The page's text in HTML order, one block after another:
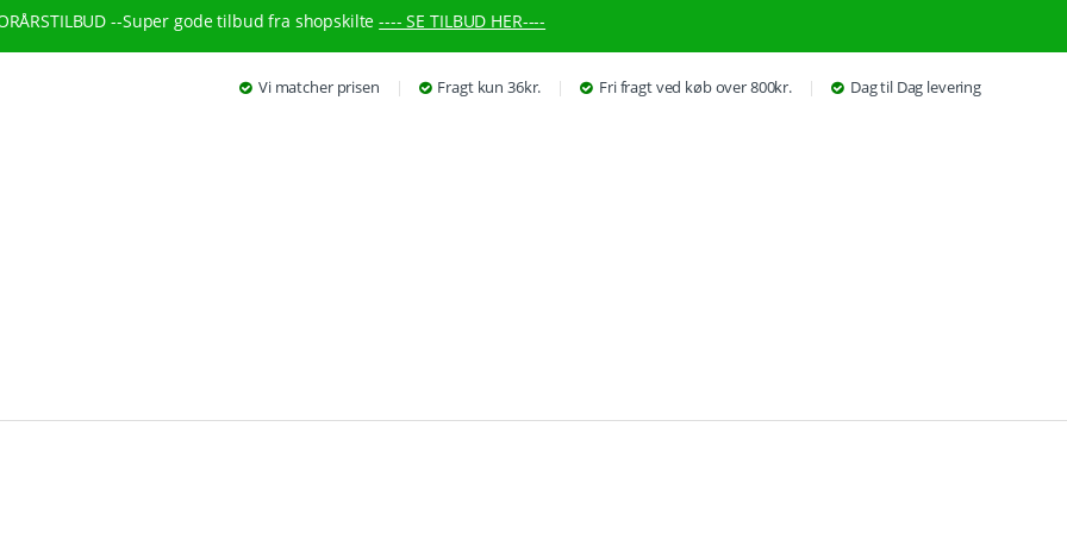
--Super gode tilbud fra shopskilte ---- SE TILBUD HER----
Vi matcher prisen Fragt kun 36kr. Fri fragt ved køb over 800kr. Dag til Dag levering